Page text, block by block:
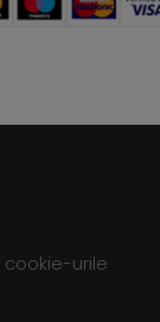
cookie-urile